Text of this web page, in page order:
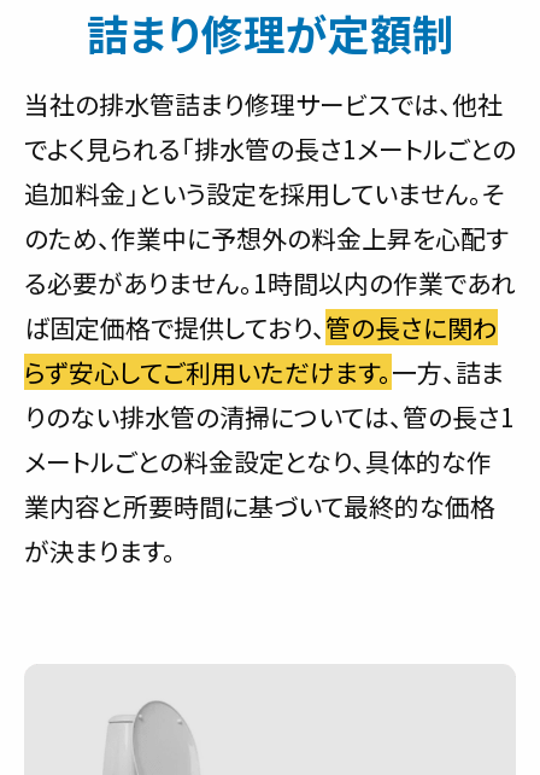
詰まり修理が定額制
当社の排水管詰まり修理サービスでは、他社
でよく見られる「排水管の長さ1メートルごとの
追加料金」という設定を採用していません。そ
のため、作業中に予想外の料金上昇を心配す
る必要がありません。1時間以内の作業であれ
ば固定価格で提供しており、 管の長さに関わ
らず安心してご利用いただけます。一方、詰ま
りのない排水管の清掃については、管の長さ1
メートルごとの料金設定となり、具体的な作
業内容と所要時間に基づいて最終的な価格
が決まります。